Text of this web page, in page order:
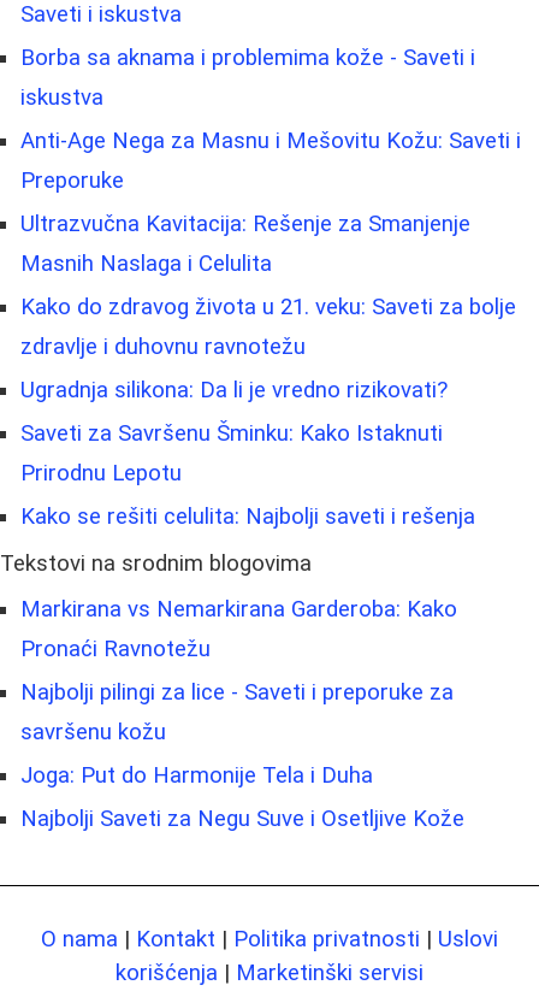
Saveti i iskustva
Borbа sa aknama i problemima kože - Saveti i
iskustva
Anti-Age Nega za Masnu i Mešovitu Kožu: Saveti i
Preporuke
Ultrazvučna Kavitacija: Rešenje za Smanjenje
Masnih Naslaga i Celulita
Kako do zdravog života u 21. veku: Saveti za bolje
zdravlje i duhovnu ravnotežu
Ugradnja silikona: Da li je vredno rizikovati?
Saveti za Savršenu Šminku: Kako Istaknuti
Prirodnu Lepotu
Kako se rešiti celulita: Najbolji saveti i rešenja
Tekstovi na srodnim blogovima
Markirana vs Nemarkirana Garderoba: Kako
Pronaći Ravnotežu
Najbolji pilingi za lice - Saveti i preporuke za
savršenu kožu
Joga: Put do Harmonije Tela i Duha
Najbolji Saveti za Negu Suve i Osetljive Kože
O nama | Kontakt | Politika privatnosti | Uslovi
korišćenja | Marketinški servisi